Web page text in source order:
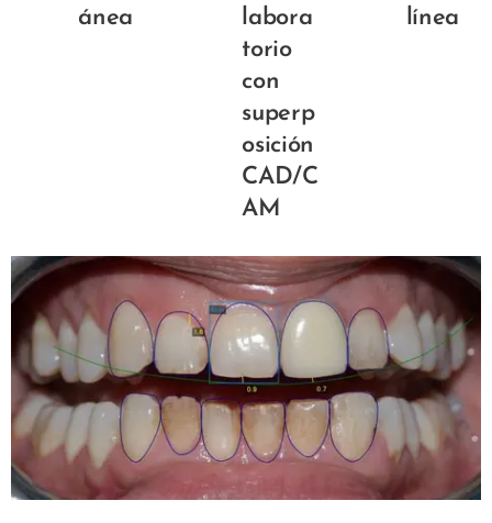
ánea
labora
torio
con
superp
osición
CAD/C
AM
línea